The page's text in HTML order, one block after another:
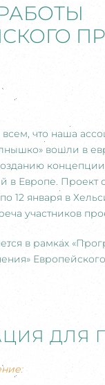
что наша
вошли в
в Европе. Проект
12 января в
участников
в рамках
ДЛЯ